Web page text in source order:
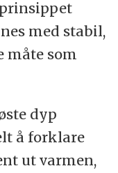
med stabil,
måte som
dyp
å forklare
ut varmen,